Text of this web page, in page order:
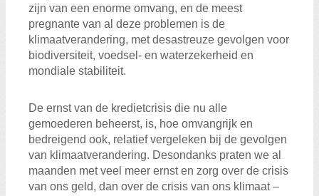
zijn van een enorme omvang, en de meest
pregnante van al deze problemen is de
klimaatverandering, met desastreuze gevolgen voor
biodiversiteit, voedsel- en waterzekerheid en
mondiale stabiliteit.
De ernst van de kredietcrisis die nu alle
gemoederen beheerst, is, hoe omvangrijk en
bedreigend ook, relatief vergeleken bij de gevolgen
van klimaatverandering. Desondanks praten we al
maanden met veel meer ernst en zorg over de crisis
van ons geld, dan over de crisis van ons klimaat –